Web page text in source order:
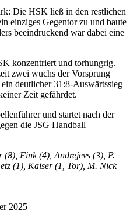
Die HSK ließ in den restlichen
einziges Gegentor zu und baute
beeindruckend war dabei eine
konzentriert und torhungrig.
zwei wuchs der Vorsprung
deutlicher 31:8-Auswärtssieg
Zeit gefährdet.
und startet nach der
die JSG Handball
(8), Fink (4), Andrejevs (3), P.
(1), Kaiser (1, Tor), M. Nick
2025